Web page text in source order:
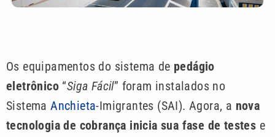
Os equipamentos do sistema de pedágio
eletrônico “Siga Fácil” foram instalados no
SistemaAnchieta-Imigrantes (SAI). Agora, a nova
tecnologia de cobrança inicia sua fase de testes e